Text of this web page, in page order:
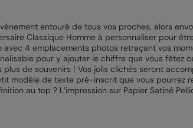
entouré de tous vos proches, alors
Classique Homme à personnaliser pour
4 emplacements photos retraçant vos
pour y ajouter le chiffre que vous fêtez
de souvenirs ! Vos jolis clichés seront
modèle de texte pré-inscrit que vous pourrez
au top ? L’impression sur Papier Satiné